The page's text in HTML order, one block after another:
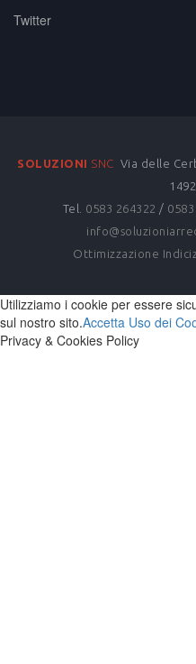
Twitter
SOLUZIONI SNC Via delle
Tel. 0583 264322 /
Ottimizzazione
Utilizziamo i cookie per essere
sul nostro sito.Accetta Uso dei
Privacy & Cookies Policy